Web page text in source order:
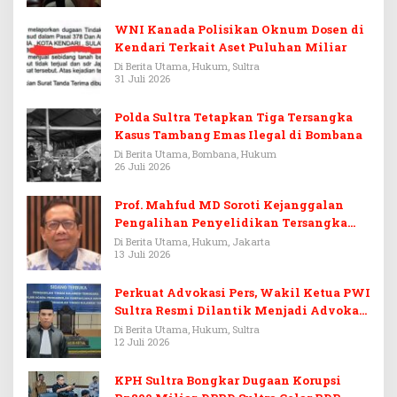
WNI Kanada Polisikan Oknum Dosen di
Kendari Terkait Aset Puluhan Miliar
Di Berita Utama, Hukum, Sultra
31 Juli 2026
Polda Sultra Tetapkan Tiga Tersangka
Kasus Tambang Emas Ilegal di Bombana
Di Berita Utama, Bombana, Hukum
26 Juli 2026
Prof. Mahfud MD Soroti Kejanggalan
Pengalihan Penyelidikan Tersangka
Febrie Adriansyah
Di Berita Utama, Hukum, Jakarta
13 Juli 2026
Perkuat Advokasi Pers, Wakil Ketua PWI
Sultra Resmi Dilantik Menjadi Advokat
PERADI
Di Berita Utama, Hukum, Sultra
12 Juli 2026
KPH Sultra Bongkar Dugaan Korupsi